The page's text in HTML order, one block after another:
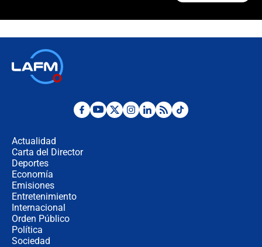
celular? Requisitos, pasos y
Posesión de Abelardo De La Espriella
Actualidad
Carta del Director
Deportes
Economía
Emisiones
Entretenimiento
Internacional
Orden Público
Política
Sociedad